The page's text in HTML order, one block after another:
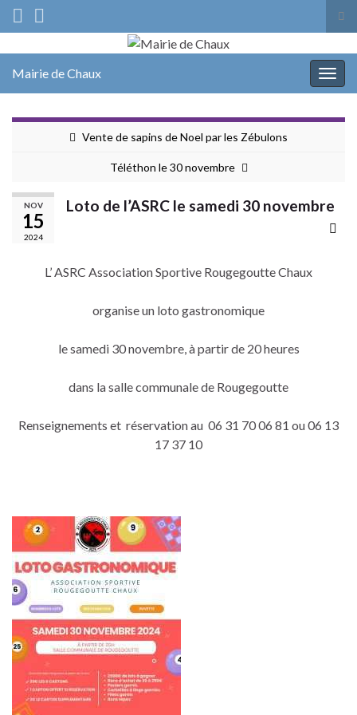
Search for:
Mairie de Chaux
Vente de sapins de Noel par les Zébulons
Téléthon le 30 novembre
NOV
15
2024
Loto de l’ASRC le samedi 30 novembre
L’ ASRC Association Sportive Rougegoutte Chaux
organise un loto gastronomique
le samedi 30 novembre, à partir de 20 heures
dans la salle communale de Rougegoutte
Renseignements et réservation au 06 31 70 06 81 ou 06 13
17 37 10